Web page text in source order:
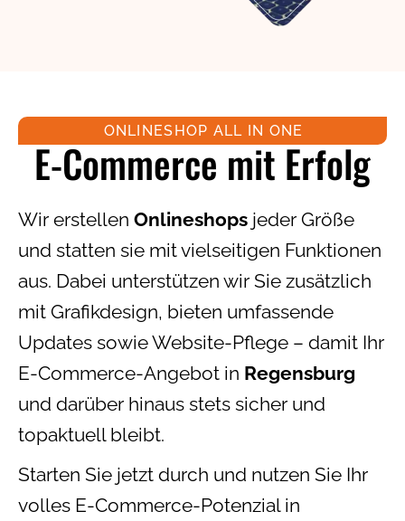
ONLINESHOP ALL IN ONE
E-Commerce mit Erfolg
Wir erstellen Onlineshops jeder Größe
und statten sie mit vielseitigen Funktionen
aus. Dabei unterstützen wir Sie zusätzlich
mit Grafikdesign, bieten umfassende
Updates sowie Website-Pflege – damit Ihr
E-Commerce-Angebot in Regensburg
und darüber hinaus stets sicher und
topaktuell bleibt.
Starten Sie jetzt durch und nutzen Sie Ihr
volles E-Commerce-Potenzial in